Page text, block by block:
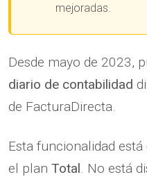
mejoradas.
Desde mayo de 2023,
diario de contabilidad
de FacturaDirecta.
Esta funcionalidad
el plan Total. No está